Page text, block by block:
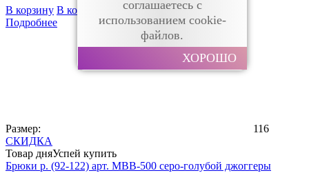
В корзину В корзине
Подробнее
Размер:
116
СКИДКА
Товар дняУспей купить
Брюки р. (92-122) арт. MBB-500 серо-голубой джоггеры
соглашаетесь с
использованием cookie-
файлов.
ХОРОШО